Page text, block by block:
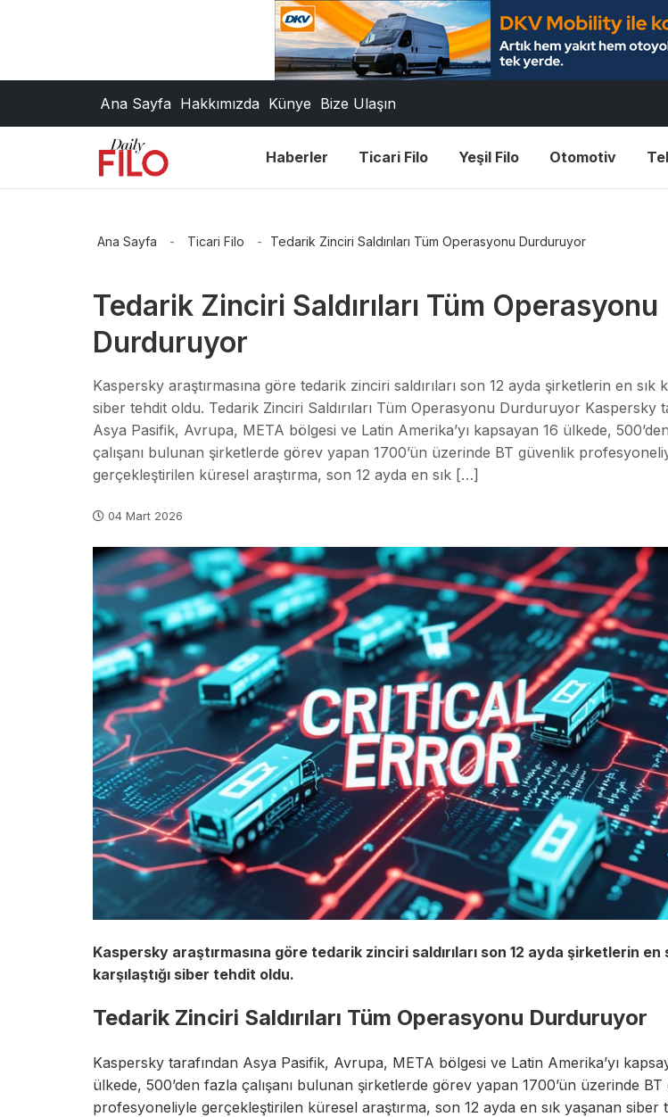
Ana Sayfa Hakkımızda Künye Bize Ulaşın
Haberler Ticari Filo Yeşil Filo Otomotiv
Ana Sayfa - Ticari Filo - Tedarik Zinciri Saldırıları Tüm Operasyonu Durduruyor
Tedarik Zinciri Saldırıları Tüm Operasyonu
Durduruyor
Kaspersky araştırmasına göre tedarik zinciri saldırıları son 12 ayda şirketlerin en sık
siber tehdit oldu. Tedarik Zinciri Saldırıları Tüm Operasyonu Durduruyor Kaspersky
Asya Pasifik, Avrupa, META bölgesi ve Latin Amerika’yı kapsayan 16 ülkede,
çalışanı bulunan şirketlerde görev yapan 1700’ün üzerinde BT güvenlik
gerçekleştirilen küresel araştırma, son 12 ayda en sık […]
04 Mart 2026
Kaspersky araştırmasına göre tedarik zinciri saldırıları son 12 ayda şirketlerin en
karşılaştığı siber tehdit oldu.
Tedarik Zinciri Saldırıları Tüm Operasyonu Durduruyor
Kaspersky tarafından Asya Pasifik, Avrupa, META bölgesi ve Latin Amerika’yı
ülkede, 500’den fazla çalışanı bulunan şirketlerde görev yapan 1700’ün üzerinde
profesyoneliyle gerçekleştirilen küresel araştırma, son 12 ayda en sık yaşanan siber